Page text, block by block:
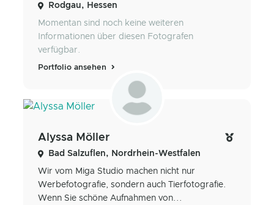
Rodgau, Hessen
Momentan sind noch keine weiteren
Informationen über diesen Fotografen
verfügbar.
Portfolio ansehen
Alyssa Möller
Bad Salzuflen, Nordrhein-Westfalen
Wir vom Miga Studio machen nicht nur
Werbefotografie, sondern auch Tierfotografie.
Wenn Sie schöne Aufnahmen von...